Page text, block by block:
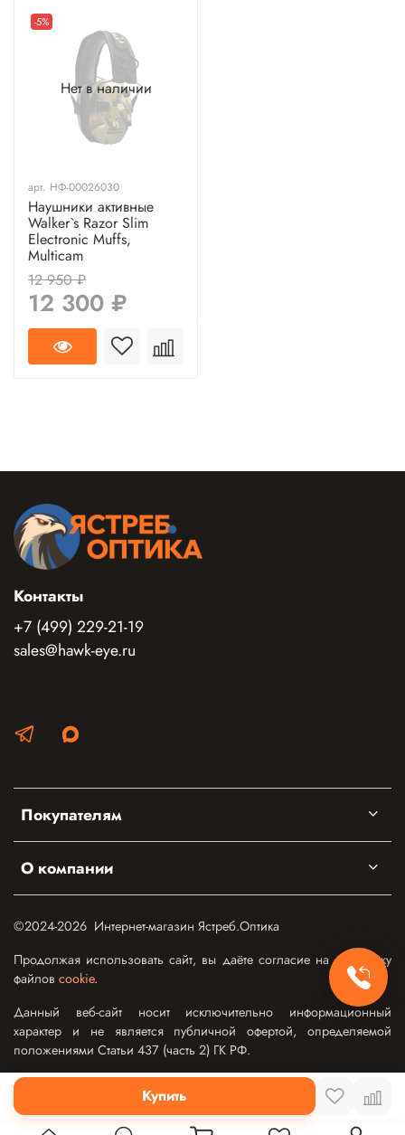
Купить
Нет в наличии
-5%
арт. НФ-00026030
Наушники активные
Walker`s Razor Slim
Electronic Muffs,
Multicam
12 950 ₽
12 300 ₽
Покупателям
О компании
Контакты
+7 (499) 229-21-19
sales@hawk-eye.ru
©2024-2026 Интернет-магазин Ястреб.Оптика
Продолжая использовать сайт, вы даёте согласие на обработку
файлов cookie.
Данный веб-сайт носит исключительно информационный
характер и не является публичной офертой, определяемой
положениями Статьи 437 (часть 2) ГК РФ.